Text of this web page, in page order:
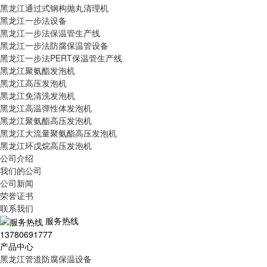
黑龙江通过式钢构抛丸清理机
黑龙江一步法设备
黑龙江一步法保温管生产线
黑龙江一步法防腐保温管设备
黑龙江一步法PERT保温管生产线
黑龙江聚氨酯发泡机
黑龙江高压发泡机
黑龙江免清洗发泡机
黑龙江高温弹性体发泡机
黑龙江聚氨酯高压发泡机
黑龙江大流量聚氨酯高压发泡机
黑龙江环戊烷高压发泡机
公司介绍
我们的公司
公司新闻
荣誉证书
联系我们
服务热线
13780691777
产品中心
黑龙江管道防腐保温设备